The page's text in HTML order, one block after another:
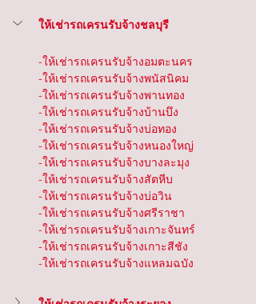
ให้เช่ารถเครนรับจ้างชลบุรี
-ให้เช่ารถเครนรับจ้างอมตะนคร
-ให้เช่ารถเครนรับจ้างพนัสนิคม
-ให้เช่ารถเครนรับจ้างพานทอง
-ให้เช่ารถเครนรับจ้างบ้านบึง
-ให้เช่ารถเครนรับจ้างบ่อทอง
-ให้เช่ารถเครนรับจ้างหนองใหญ่
-ให้เช่ารถเครนรับจ้างบางละมุง
-ให้เช่ารถเครนรับจ้างสัตหีบ
-ให้เช่ารถเครนรับจ้างบ่อวิน
-ให้เช่ารถเครนรับจ้างศรีราชา
-ให้เช่ารถเครนรับจ้างเกาะจันทร์
-ให้เช่ารถเครนรับจ้างเกาะสีชัง
-ให้เช่ารถเครนรับจ้างแหลมฉบัง